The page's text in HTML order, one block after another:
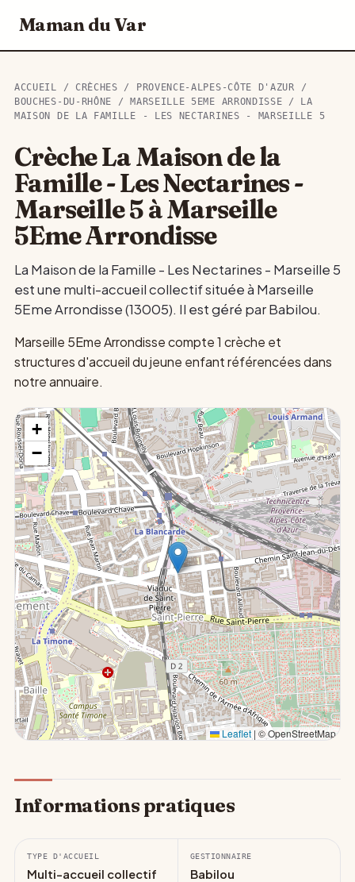
Maman du Var
ACCUEIL / CRÈCHES / PROVENCE-ALPES-CÔTE D'AZUR /
BOUCHES-DU-RHÔNE / MARSEILLE 5EME ARRONDISSE / LA
MAISON DE LA FAMILLE - LES NECTARINES - MARSEILLE 5
Crèche La Maison de la
Famille - Les Nectarines -
Marseille 5 à Marseille
5Eme Arrondisse
La Maison de la Famille - Les Nectarines - Marseille 5
est une multi-accueil collectif située à Marseille
5Eme Arrondisse (13005). Il est géré par Babilou.
Marseille 5Eme Arrondisse compte 1 crèche et
structures d'accueil du jeune enfant référencées dans
notre annuaire.
+
−
Leaflet | © OpenStreetMap
Informations pratiques
TYPE D'ACCUEIL
Multi-accueil collectif
GESTIONNAIRE
Babilou